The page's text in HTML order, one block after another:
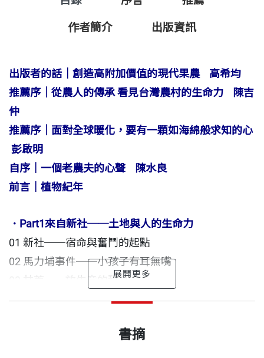
農的世界，了解他和植物共處的辛勞與歡欣，進而了
解台灣這塊土地，一起關心台灣的農業發展和未來。
我和水良伯因為他來聽我的演講而結緣，知道他是透
過自力學習，不怕麻煩到處聽演講且勇於提問，令人
相當感佩。從他身上，我看見了台灣農民的生命力與
韌性。
在多元的現代社會裡，學習的媒介和型態更為多元
化，如果真有一些閱讀障礙，除了書本，還有眾多的
課程、演講、有聲書等的輔助，我們已經沒有不學習
代農夫，參與了進步社會的推展，值得大家向他學
作者簡介 出版資訊
出版者的話｜創造高附加價值的現代果農 高希均
推薦序｜從農人的傳承 看見台灣農村的生命力 陳吉
仲
推薦序｜面對全球暖化，要有一顆如海綿般求知的心
彭啟明
自序｜一個老農夫的心聲 陳水良
前言｜植物紀年
．Part1來自新社──土地與人的生命力
01 新社──宿命與奮鬥的起點
02 馬力埔事件──小孩子有耳無嘴
03 甘蔗──放牛童的甜品
04 夢想與現實之間──白冷圳旁孕育出的「黃河果
05 番薯──暴雨前的父子對話
書摘